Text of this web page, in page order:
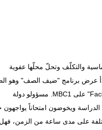
والتكلّف وتحلّ محلّها عفوية
عرض برنامج "ضيف الصف" وهو
العربية للبرنامج العالمي "Facing The Classroom" على MBC1. مسؤولو دولة
ويخوضون امتحاناً يواجهون
على مدى ساعة من الزمن، فهل